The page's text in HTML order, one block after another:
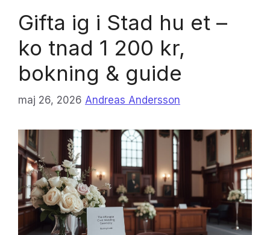
Gifta ig i Stad hu et –
ko tnad 1 200 kr,
bokning & guide
maj 26, 2026 Andreas Andersson